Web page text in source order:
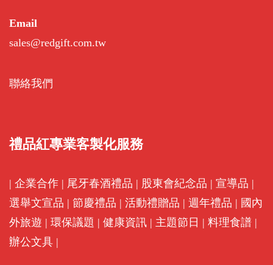
Email
sales@redgift.com.tw
聯絡我們
禮品紅專業客製化服務
| 企業合作 | 尾牙春酒禮品 | 股東會紀念品 | 宣導品 |
選舉文宣品 | 節慶禮品 | 活動禮贈品 | 週年禮品 | 國內
外旅遊 | 環保議題 | 健康資訊 | 主題節日 | 料理食譜 |
辦公文具 |